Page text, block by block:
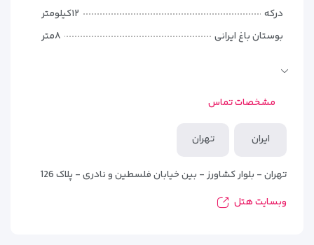
درکه
۱۲کیلومتر
بوستان باغ ایرانی
۸متر
مشخصات تماس
ایران تهران
تهران - بلوار کشاورز - بین خیابان فلسطین و نادری - پلاک 126
وبسایت هتل